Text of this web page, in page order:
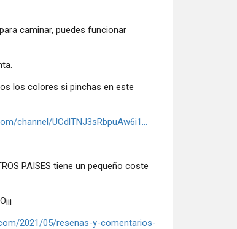
caminar, puedes funcionar
los colores si pinchas en este
channel/UCdlTNJ3sRbpuAw6i1...
PAISES tiene un pequeño coste
2021/05/resenas-y-comentarios-